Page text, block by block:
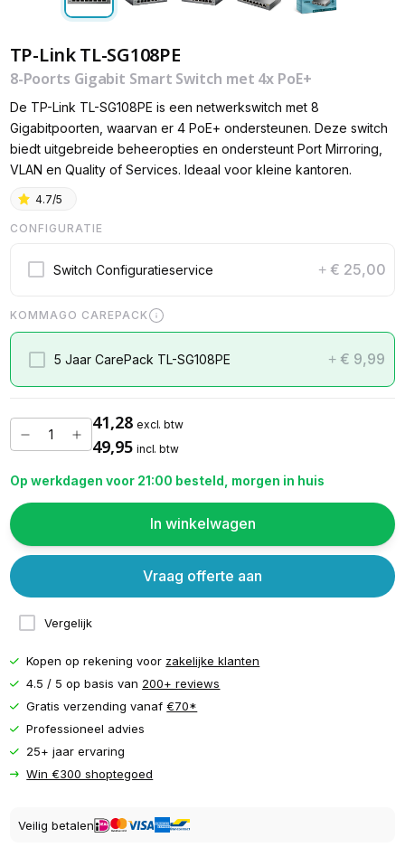
TP-Link TL-SG108PE
8-Poorts Gigabit Smart Switch met 4x PoE+
De TP-Link TL-SG108PE is een netwerkswitch met 8
Gigabitpoorten, waarvan er 4 PoE+ ondersteunen. Deze switch
biedt uitgebreide beheeropties en ondersteunt Port Mirroring,
VLAN en Quality of Services. Ideaal voor kleine kantoren.
4.7/5
CONFIGURATIE
Switch Configuratieservice + € 25,00
KOMMAGO CAREPACK
5 Jaar CarePack TL-SG108PE + € 9,99
41,28 excl. btw
49,95 incl. btw
Op werkdagen voor 21:00 besteld, morgen in huis
In winkelwagen
Vergelijk
Vraag offerte aan
Kopen op rekening voor zakelijke klanten
4.5 / 5 op basis van 200+ reviews
Gratis verzending vanaf€70*
Professioneel advies
25+ jaar ervaring
Win €300 shoptegoed
Veilig betalen